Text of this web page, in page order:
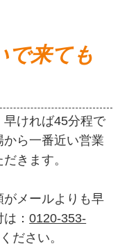
で来ても
ければ45分程で
ら一番近い営業
きます。
メールよりも早
は：0120-353-
ださい。